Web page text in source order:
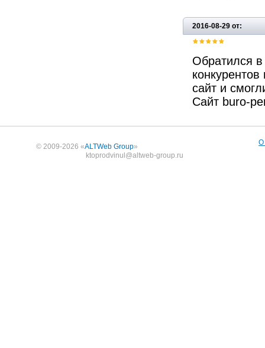
2016-08-29 от:
Обратился
сайт и
Сайт buro-
© 2009-2026 «ALTWeb Group»
ktoprodvinul@altweb-group.ru
О